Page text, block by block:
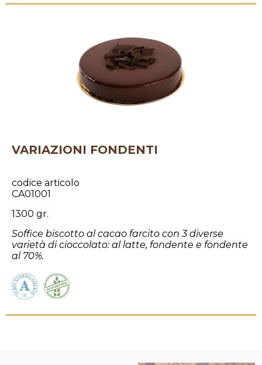
VARIAZIONI FONDENTI
codice articolo
CA01001
1300 gr.
Soffice biscotto al cacao farcito con 3 diverse
varietà di cioccolato: al latte, fondente e fondente
al 70%.